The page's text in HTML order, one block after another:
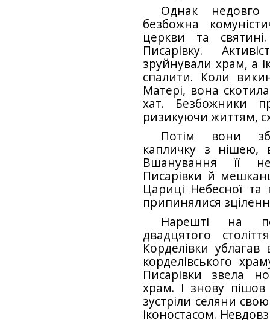
Однак недовго
безбожна
церкви та
Писарівку.
зруйнували храм, а
спалити. Коли
Матері, вона
хат. Безбожники
ризикуючи життям,
Потім вони
капличку з нішею,
Вшанування її
Писарівки й
Цариці Небесної та
припинялися
Нарешті на
двадцятого
Корделівки
корделівського
Писарівки звела
храм. І знову
зустріли селяни
іконостасом.